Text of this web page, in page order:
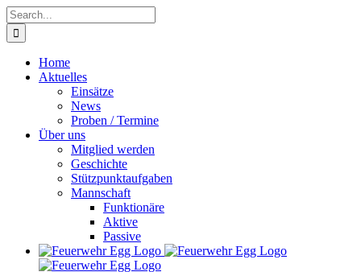
Skip
to
content
Search
for:
Home
Aktuelles
Einsätze
News
Proben / Termine
Über uns
Mitglied werden
Geschichte
Stützpunktaufgaben
Mannschaft
Funktionäre
Aktive
Passive